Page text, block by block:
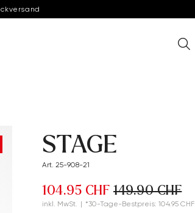
STAGE
Art. 25-908-21
104.95 CHF 149.90 CHF
inkl. MwSt. | *30-Tage-Bestpreis: 104.95 CHF